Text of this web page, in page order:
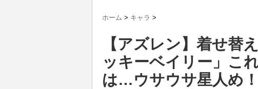
━━━━!!!! 今回どうした
【歓喜】 TVアニメ『アズールレーン び
━━━━(ﾟ∀ﾟ)━━━━!!
ホーム > キャラ >
【アズレン】着せ替
ッキーベイリー」こ
は…ウサウサ星人め